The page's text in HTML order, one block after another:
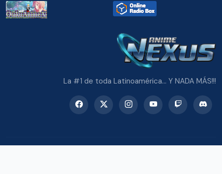
La #1 de toda Latinoamérica... Y NADA MÁS!!!